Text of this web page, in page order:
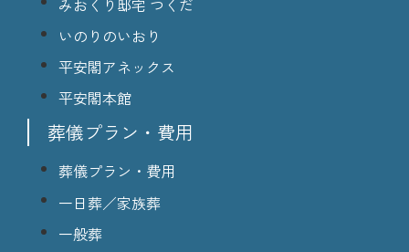
いのりのいおり
平安閣アネックス
平安閣本館
葬儀プラン・費用
葬儀プラン・費用
一日葬／家族葬
一般葬